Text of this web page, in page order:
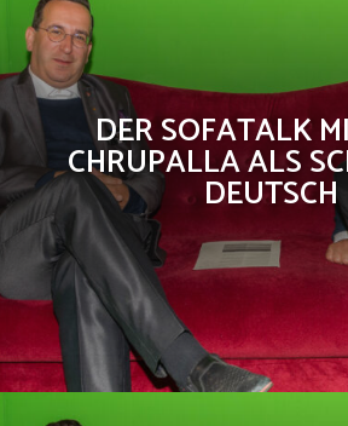
DER SOFATALK
CHRUPALLA ALS
DEUTSCH